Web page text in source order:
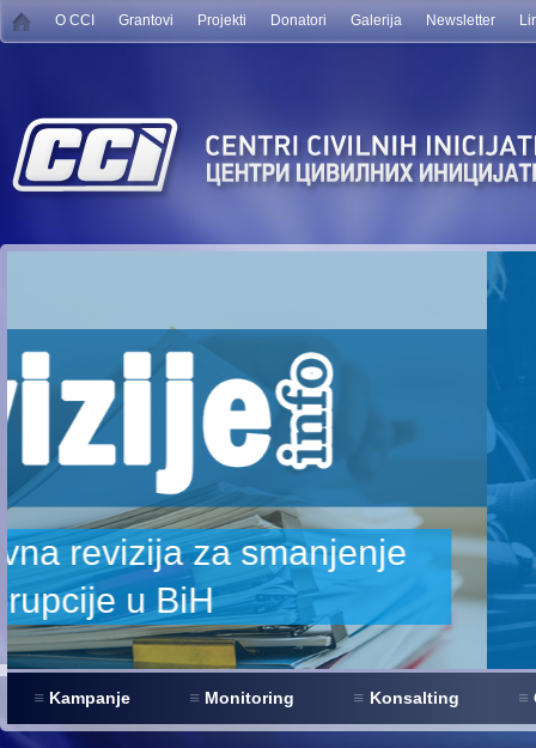
O CCI Grantovi Projekti Donatori Galerija Newsletter
Kampanje Monitoring Konsalting